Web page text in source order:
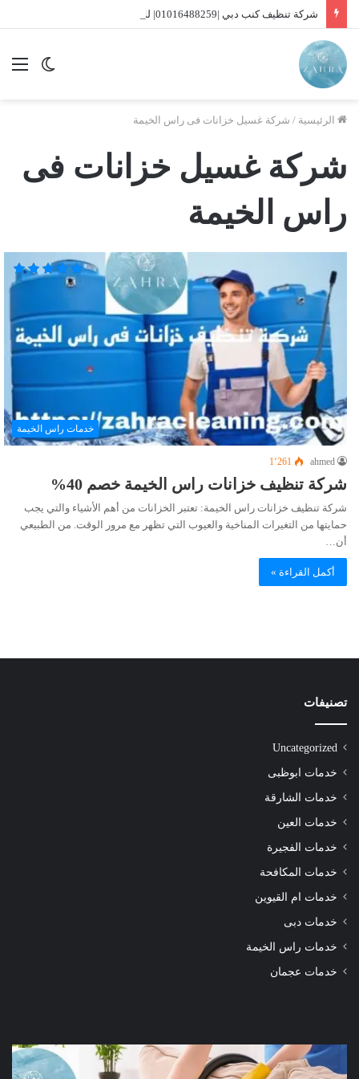
شركة تنظيف كنب دبي |01016488259| للايجار
الوضع
الرئيسية / شركة غسيل خزانات فى راس الخيمة
شركة غسيل خزانات فى
راس الخيمة
خدمات راس الخيمة
ahmed 1٬261
شركة تنظيف خزانات راس الخيمة خصم 40%
شركة تنظيف خزانات راس الخيمة: تعتبر الخزانات من أهم الأشياء والتي يجب
حمايتها من التغيرات المناخية والعيوب التي تظهر مع مرور الوقت. من الطبيعي
أن…
أكمل القراءة »
تصنيفات
Uncategorized
خدمات ابوظبى
خدمات الشارقة
خدمات العين
خدمات الفجيرة
خدمات المكافحة
خدمات ام القيوين
خدمات دبى
خدمات راس الخيمة
خدمات عجمان
شركة
تنظيف